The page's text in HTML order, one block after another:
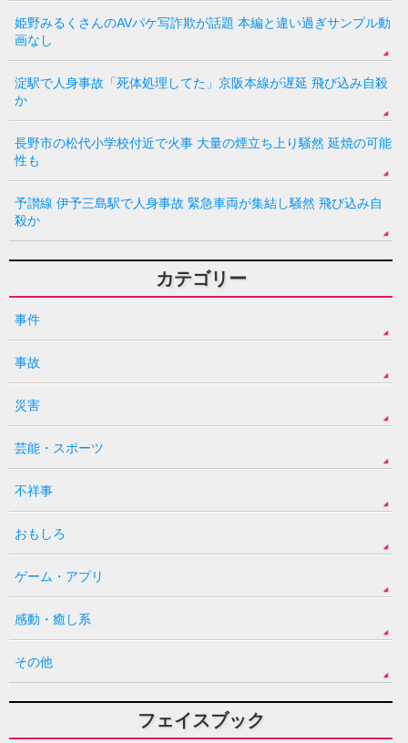
姫野みるくさんのAVパケ写詐欺が話題 本編と違い過ぎサンプル動
画なし
淀駅で人身事故「死体処理してた」京阪本線が遅延 飛び込み自殺
か
長野市の松代小学校付近で火事 大量の煙立ち上り騒然 延焼の可能
性も
予讃線 伊予三島駅で人身事故 緊急車両が集結し騒然 飛び込み自
殺か
カテゴリー
事件
事故
災害
芸能・スポーツ
不祥事
おもしろ
ゲーム・アプリ
感動・癒し系
その他
フェイスブック